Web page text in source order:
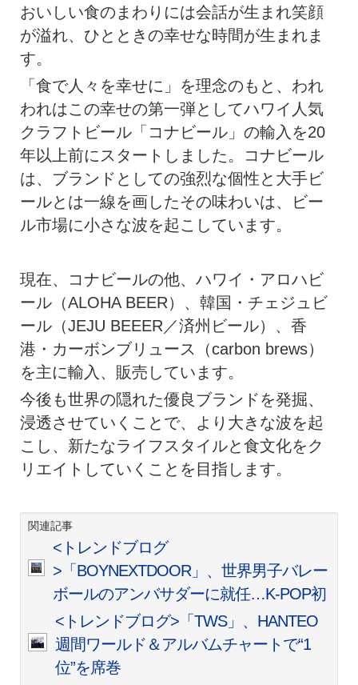
おいしい食のまわりには会話が生まれ笑顔
が溢れ、ひとときの幸せな時間が生まれま
す。
「食で人々を幸せに」を理念のもと、われ
われはこの幸せの第一弾としてハワイ人気
クラフトビール「コナビール」の輸入を20
年以上前にスタートしました。コナビール
は、ブランドとしての強烈な個性と大手ビ
ールとは一線を画したその味わいは、ビー
ル市場に小さな波を起こしています。
現在、コナビールの他、ハワイ・アロハビ
ール（ALOHA BEER）、韓国・チェジュビ
ール（JEJU BEEER／済州ビール）、香
港・カーボンブリュース（carbon brews）
を主に輸入、販売しています。
今後も世界の隠れた優良ブランドを発掘、
浸透させていくことで、より大きな波を起
こし、新たなライフスタイルと食文化をク
リエイトしていくことを目指します。
関連記事
<トレンドブログ
>「BOYNEXTDOOR」、世界男子バレー
ボールのアンバサダーに就任…K-POP初
<トレンドブログ>「TWS」、HANTEO
週間ワールド＆アルバムチャートで“1
位”を席巻